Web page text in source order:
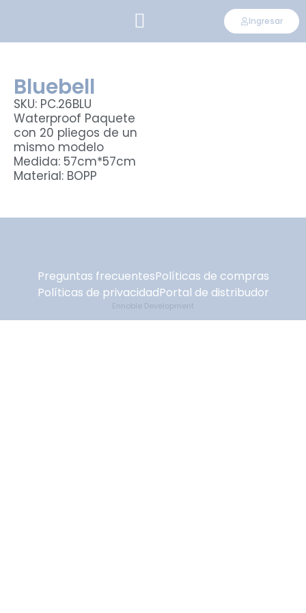
Ingresar
Bluebell
SKU: PC.26BLU
Waterproof Paquete
con 20 pliegos de un
mismo modelo
Medida: 57cm*57cm
Material: BOPP
Preguntas frecuentesPolíticas de compras
Políticas de privacidadPortal de distribudor
Ennoble Development